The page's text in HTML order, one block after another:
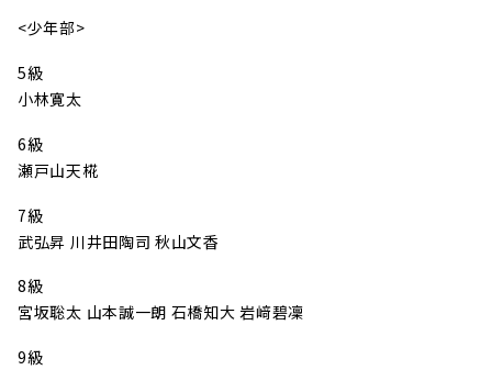
<少年部>
5級
小林寛太
6級
瀬戸山天椛
7級
武弘昇 川井田陶司 秋山文香
8級
宮坂聡太 山本誠一朗 石橋知大 岩﨑碧凜
9級